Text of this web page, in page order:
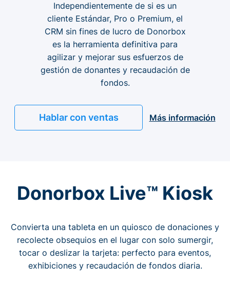
Independientemente de si es un
cliente Estándar, Pro o Premium, el
CRM sin fines de lucro de Donorbox
es la herramienta definitiva para
agilizar y mejorar sus esfuerzos de
gestión de donantes y recaudación de
fondos.
Hablar con ventas Más información
Donorbox Live™ Kiosk
Convierta una tableta en un quiosco de donaciones y
recolecte obsequios en el lugar con solo sumergir,
tocar o deslizar la tarjeta: perfecto para eventos,
exhibiciones y recaudación de fondos diaria.